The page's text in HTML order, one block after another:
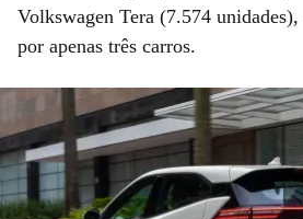
Volkswagen Tera (7.574
por apenas três carros.